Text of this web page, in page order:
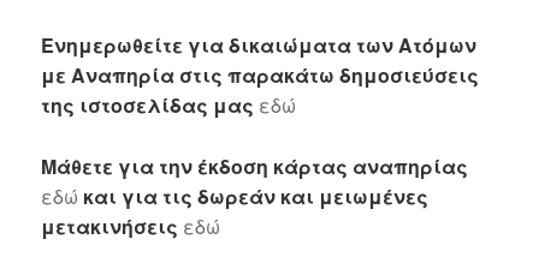
Ενημερωθείτε για δικαιώματα των Ατόμων
με Αναπηρία στις παρακάτω δημοσιεύσεις
της ιστοσελίδας μας εδώ
Μάθετε για την έκδοση κάρτας αναπηρίας
εδώ και για τις δωρεάν και μειωμένες
μετακινήσεις εδώ